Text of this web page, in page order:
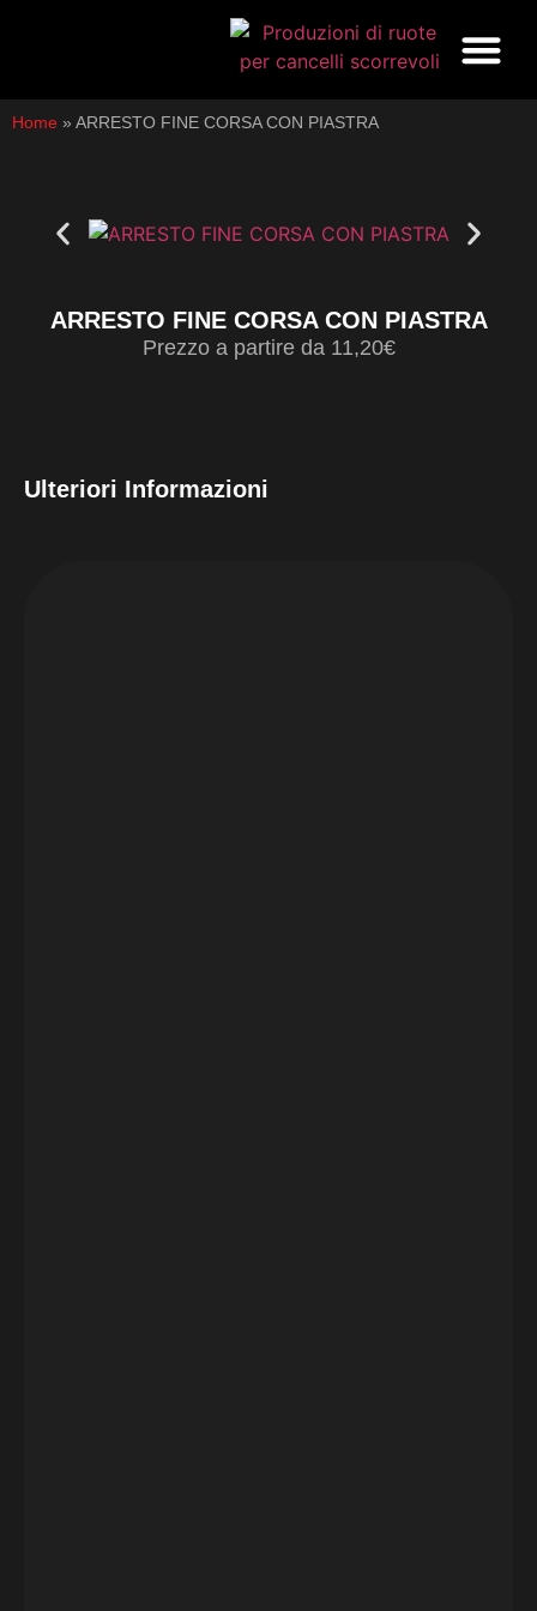
Home » ARRESTO FINE CORSA CON PIASTRA
ARRESTO FINE CORSA CON PIASTRA
Prezzo a partire da 11,20€
Ulteriori Informazioni